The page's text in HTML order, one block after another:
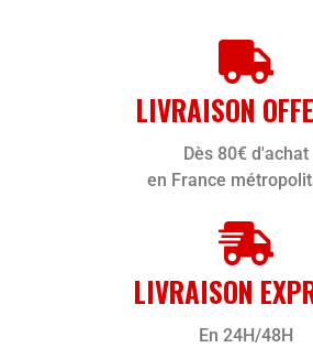
LIVRAISON
Dès 80€ d'achat
en France
LIVRAISON
En 24H/48H